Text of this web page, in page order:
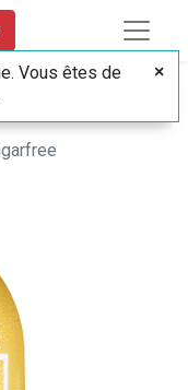
Vous êtes de